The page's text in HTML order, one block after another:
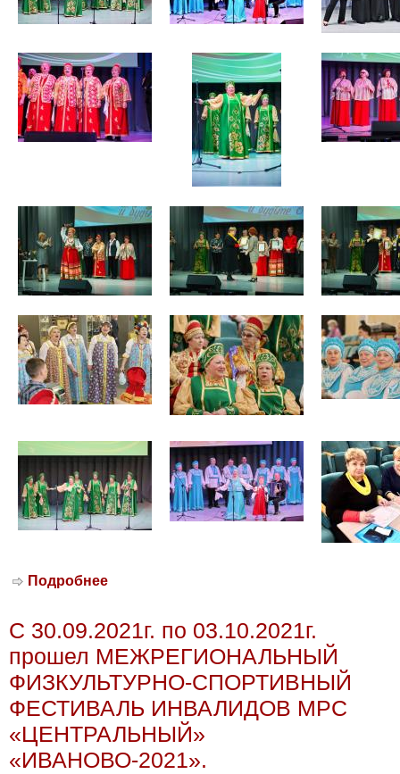
Подробнее
Подмосковья «Пойте и будьте
С 30.09.2021г. по 03.10.2021г.
прошел МЕЖРЕГИОНАЛЬНЫЙ
ФИЗКУЛЬТУРНО-СПОРТИВНЫЙ
ФЕСТИВАЛЬ ИНВАЛИДОВ МРС
«ЦЕНТРАЛЬНЫЙ»
«ИВАНОВО-2021».